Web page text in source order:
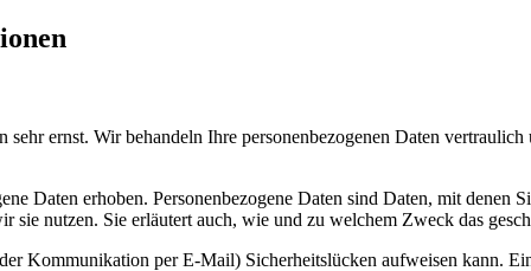
ernst. Wir behandeln Ihre personenbezogenen Daten
Daten erhoben. Personenbezogene Daten sind Daten, mit
nutzen. Sie erläutert auch, wie und zu welchem Zweck das
Kommunikation per E-Mail) Sicherheitslücken aufweisen kann.